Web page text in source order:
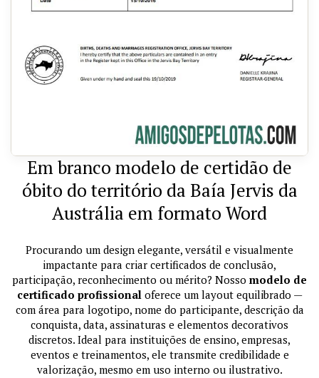
Em branco modelo de certidão de
óbito do território da Baía Jervis da
Austrália em formato Word
Procurando um design elegante, versátil e visualmente
impactante para criar certificados de conclusão,
participação, reconhecimento ou mérito? Nosso modelo de
certificado profissionaloferece um layout equilibrado —
com área para logotipo, nome do participante, descrição da
conquista, data, assinaturas e elementos decorativos
discretos. Ideal para instituições de ensino, empresas,
eventos e treinamentos, ele transmite credibilidade e
valorização, mesmo em uso interno ou ilustrativo.